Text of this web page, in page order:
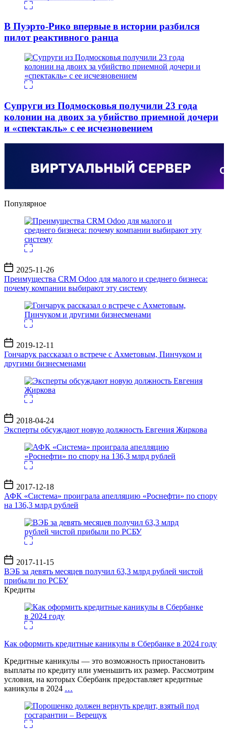
В Пуэрто-Рико впервые в истории разбился
пилот реактивного ранца
Супруги из Подмосковья получили 23 года
колонии на двоих за убийство приемной дочери
и «спектакль» с ее исчезновением
Популярное
Дата
записи
2025-11-26
Преимущества CRM Odoo для малого и среднего бизнеса:
почему компании выбирают эту систему
Дата
записи
2019-12-11
Гончарук рассказал о встрече с Ахметовым, Пинчуком и
другими бизнесменами
Дата
записи
2018-04-24
Эксперты обсуждают новую должность Евгения Жиркова
Дата
записи
2017-12-18
АФК «Система» проиграла апелляцию «Роснефти» по спору
на 136,3 млрд рублей
Дата
записи
2017-11-15
ВЭБ за девять месяцев получил 63,3 млрд рублей чистой
прибыли по РСБУ
Кредиты
Как оформить кредитные каникулы в Сбербанке в 2024 году
Кредитные каникулы — это возможность приостановить
выплаты по кредиту или уменьшить их размер. Рассмотрим
условия, на которых Сбербанк предоставляет кредитные
каникулы в 2024 …